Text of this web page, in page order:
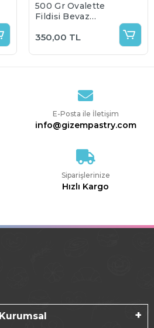
500 Gr Ovalette
Fildişi Beyaz
Çikolata (%35)
350,00 TL
E-Posta ile İletişim
info@gizempastry.com
Siparişlerinize
Hızlı Kargo
Kurumsal